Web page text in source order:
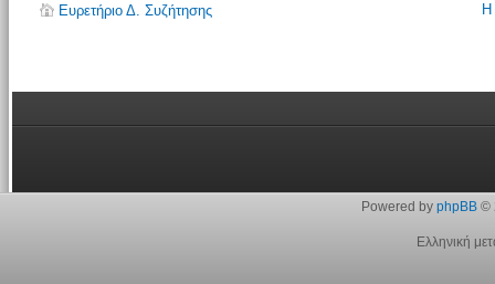
Ευρετήριο Δ. Συζήτησης Η
Powered by phpBB©
Ελληνική